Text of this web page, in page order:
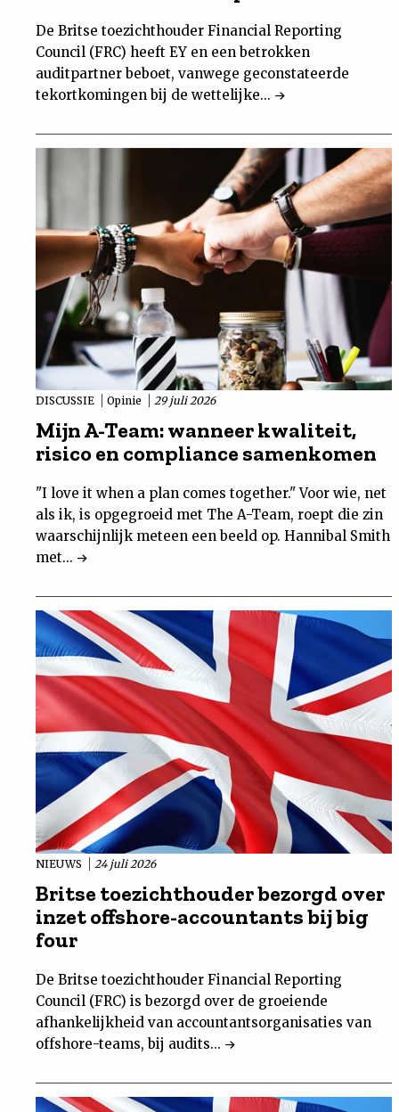
De Britse toezichthouder Financial Reporting
Council (FRC) heeft EY en een betrokken
auditpartner beboet, vanwege geconstateerde
tekortkomingen bij de wettelijke...
DISCUSSIE Opinie 29 juli 2026
Mijn A-Team: wanneer kwaliteit,
risico en compliance samenkomen
"I love it when a plan comes together." Voor wie, net
als ik, is opgegroeid met The A-Team, roept die zin
waarschijnlijk meteen een beeld op. Hannibal Smith
met...
NIEUWS 24 juli 2026
Britse toezichthouder bezorgd over
inzet offshore-accountants bij big
four
De Britse toezichthouder Financial Reporting
Council (FRC) is bezorgd over de groeiende
afhankelijkheid van accountantsorganisaties van
offshore-teams, bij audits...